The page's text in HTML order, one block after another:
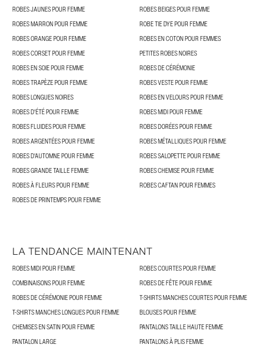
ROBES JAUNES POUR FEMME
ROBES BEIGES POUR FEMME
ROBES MARRON POUR FEMME
ROBE TIE DYE POUR FEMME
ROBES ORANGE POUR FEMME
ROBES EN COTON POUR FEMMES
ROBES CORSET POUR FEMME
PETITES ROBES NOIRES
ROBES EN SOIE POUR FEMME
ROBES DE CÉRÉMONIE
ROBES TRAPÈZE POUR FEMME
ROBES VESTE POUR FEMME
ROBES LONGUES NOIRES
ROBES EN VELOURS POUR FEMME
ROBES D'ÉTÉ POUR FEMME
ROBES MIDI POUR FEMME
ROBES FLUIDES POUR FEMME
ROBES DORÉES POUR FEMME
ROBES ARGENTÉES POUR FEMME
ROBES MÉTALLIQUES POUR FEMME
ROBES D'AUTOMNE POUR FEMME
ROBES SALOPETTE POUR FEMME
ROBES GRANDE TAILLE FEMME
ROBES CHEMISE POUR FEMME
ROBES À FLEURS POUR FEMME
ROBES CAFTAN POUR FEMMES
ROBES DE PRINTEMPS POUR FEMME
LA TENDANCE MAINTENANT
ROBES MIDI POUR FEMME
ROBES COURTES POUR FEMME
COMBINAISONS POUR FEMME
ROBES DE FÊTE POUR FEMME
ROBES DE CÉRÉMONIE POUR FEMME
T-SHIRTS MANCHES COURTES POUR FEMME
T-SHIRTS MANCHES LONGUES POUR FEMME
BLOUSES POUR FEMME
CHEMISES EN SATIN POUR FEMME
PANTALONS TAILLE HAUTE FEMME
PANTALON LARGE
PANTALONS À PLIS FEMME